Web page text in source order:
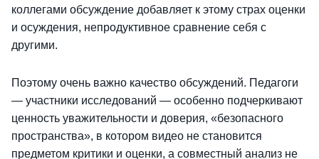
коллегами обсуждение добавляет к этому страх оценки
и осуждения, непродуктивное сравнение себя с
другими.
Поэтому очень важно качество обсуждений. Педагоги
— участники исследований — особенно подчеркивают
ценность уважительности и доверия, «безопасного
пространства», в котором видео не становится
предметом критики и оценки, а совместный анализ не